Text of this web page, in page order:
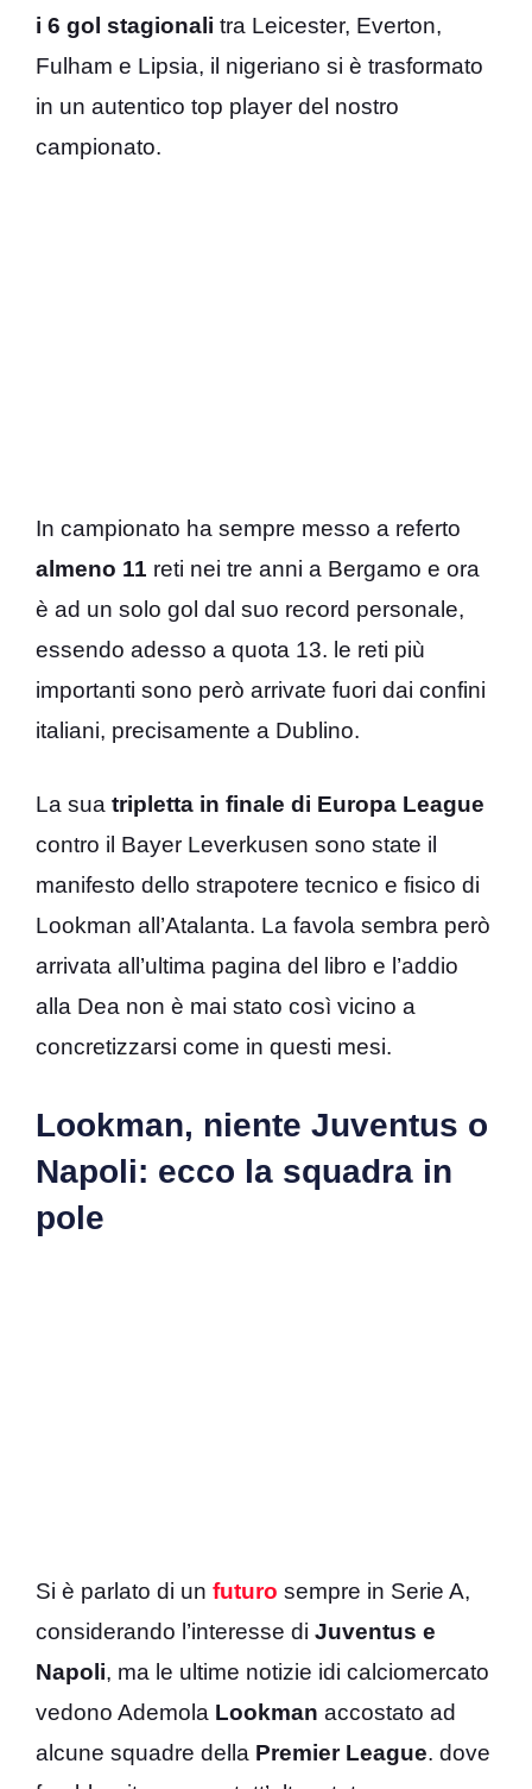
i 6 gol stagionali tra Leicester, Everton,
Fulham e Lipsia, il nigeriano si è trasformato
in un autentico top player del nostro
campionato.
In campionato ha sempre messo a referto
almeno 11 reti nei tre anni a Bergamo e ora
è ad un solo gol dal suo record personale,
essendo adesso a quota 13. le reti più
importanti sono però arrivate fuori dai confini
italiani, precisamente a Dublino.
La sua tripletta in finale di Europa League
contro il Bayer Leverkusen sono state il
manifesto dello strapotere tecnico e fisico di
Lookman all’Atalanta. La favola sembra però
arrivata all’ultima pagina del libro e l’addio
alla Dea non è mai stato così vicino a
concretizzarsi come in questi mesi.
Lookman, niente Juventus o
Napoli: ecco la squadra in
pole
Si è parlato di un futuro sempre in Serie A,
considerando l’interesse di Juventus e
Napoli, ma le ultime notizie idi calciomercato
vedono Ademola Lookman accostato ad
alcune squadre della Premier League. dove